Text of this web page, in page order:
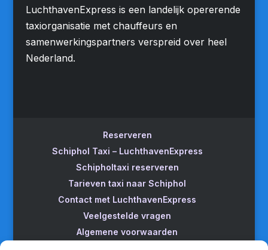
LuchthavenExpress is een landelijk opererende
taxiorganisatie met chauffeurs en
samenwerkingspartners verspreid over heel
Nederland.
Reserveren
Schiphol Taxi – LuchthavenExpress
Schipholtaxi reserveren
Tarieven taxi naar Schiphol
Contact met LuchthavenExpress
Veelgestelde vragen
Algemene voorwaarden